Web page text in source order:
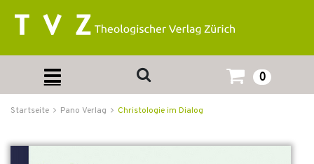
0
Startseite Pano Verlag Christologie im Dialog